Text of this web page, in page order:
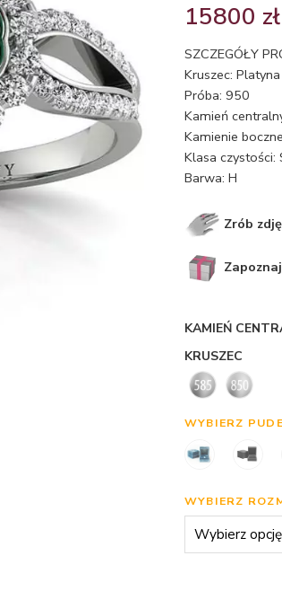
15800 zł
SZCZEGÓŁY
Kruszec: Platyna
Próba: 950
Kamień
Kamienie
Klasa czystości:
Barwa: H
Zrób
KAMIEŃ
KRUSZEC
WYBIERZ
WYBIERZ